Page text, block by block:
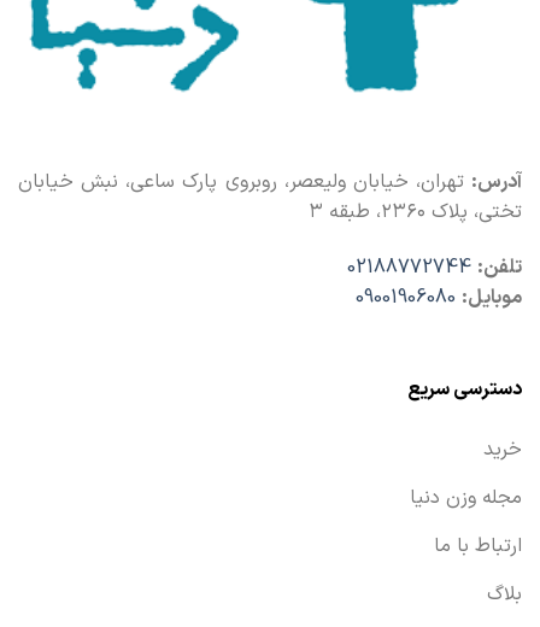
آدرس: تهران، خیابان ولیعصر، روبروی پارک ساعی، نبش خیابان
تختی، پلاک ۲۳۶۰، طبقه ۳
تلفن: 02188772744
موبایل: 09001906080
دسترسی سریع
خرید
مجله وزن دنیا
ارتباط با ما
بلاگ